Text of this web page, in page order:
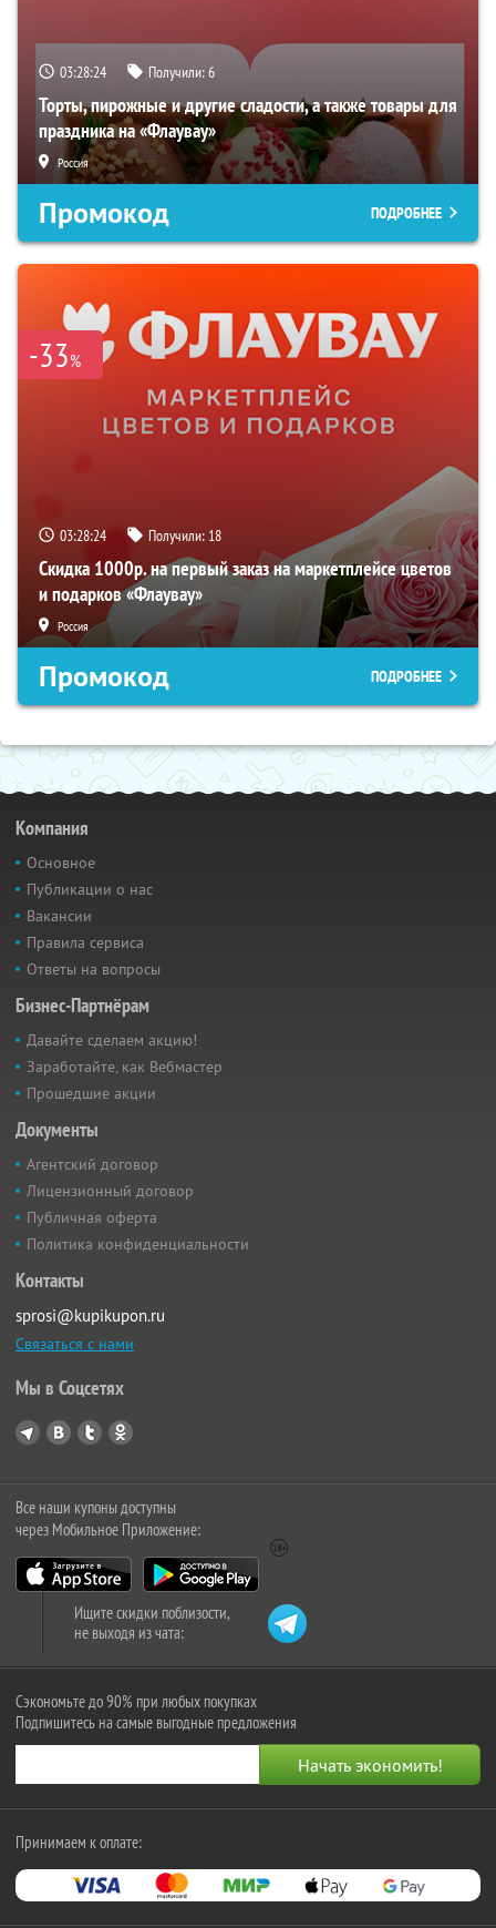
03:28:23 Получили:6
Торты, пирожные и другие сладости, а также товары для
праздника на «Флаувау»
Россия
Промокод ПОДРОБНЕЕ
-33%
03:28:23 Получили: 18
Скидка 1000р. на первый заказ на маркетплейсе цветов
и подарков «Флаувау»
Россия
Промокод ПОДРОБНЕЕ
Компания
Основное
Публикации о нас
Вакансии
Правила сервиса
Ответы на вопросы
Бизнес-Партнёрам
Давайте сделаем акцию!
Заработайте, как Вебмастер
Прошедшие акции
Документы
Агентский договор
Лицензионный договор
Публичная оферта
Политика конфиденциальности
Контакты
sprosi@kupikupon.ru
Связаться с нами
Мы в Соцсетях
Все наши купоны доступны
через Мобильное Приложение:
Ищите скидки поблизости,
не выходя из чата:
Сэкономьте до 90% при любых покупках
Подпишитесь на самые выгодные предложения
Принимаем к оплате: